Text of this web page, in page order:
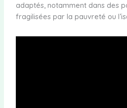
adaptés, notamment dans des
fragilisées par la pauvreté ou